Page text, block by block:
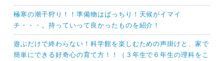
極寒の潮干狩り！！準備物はばっちり！天候がイマイ
チ・・・。持っていって良かったものを紹介！
遊ぶだけで終わらない！科学館を楽しむための声掛けと、家で
簡単にできる好奇心の育て方！！（３年生で６年生の理科をこ